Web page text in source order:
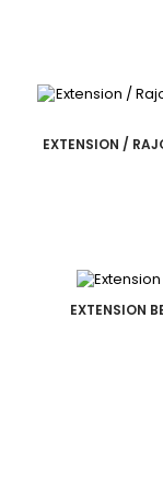
EXTENSION /
EXTENSION